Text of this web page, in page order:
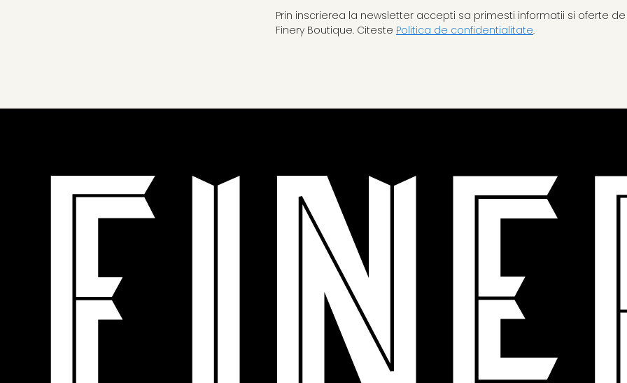
Prin inscrierea la newsletter accepti sa primesti informatii si oferte
Finery Boutique. Citeste Politica de confidentialitate.